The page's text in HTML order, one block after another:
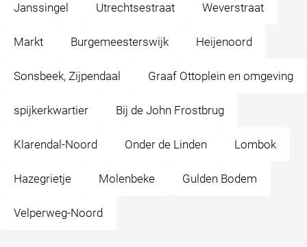
Janssingel Utrechtsestraat Weverstraat
Markt Burgemeesterswijk Heijenoord
Sonsbeek, Zijpendaal Graaf Ottoplein en omgeving
spijkerkwartier Bij de John Frostbrug
Klarendal-Noord Onder de Linden Lombok
Hazegrietje Molenbeke Gulden Bodem
Velperweg-Noord